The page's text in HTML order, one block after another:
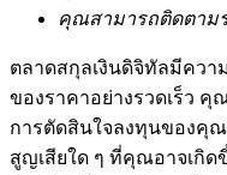
เรียนรู้ Staking
คุณสามารถติดตามร
ตลาดสกุลเงินดิจิทัลมีควา
ของราคาอย่างรวดเร็ว คุ
การตัดสินใจลงทุนของคุณ
สูญเสียใด ๆ ที่คุณอาจเกิ